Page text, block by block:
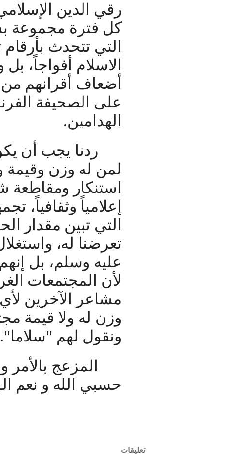
رقي الدين
كل فترة مجموعة
التي تتحدث
الاسلام أفواجاً،
أضعاف أقرانهم
على الصحيفة
الهدامين.
ردنا يجب أن
لمن له وزن وقيمة
استنكار ومقاطعة
إعلامياً وثقافياً،
التي تبين مقدار
تعرضنا له،
عليه وسلم، بل
لأن المجتمعات
مشاعر الآخرين
وزن له ولا قيمة
ونقول لهم "سلاما".
المزعج
حسبي الله و نعم
تعليقات